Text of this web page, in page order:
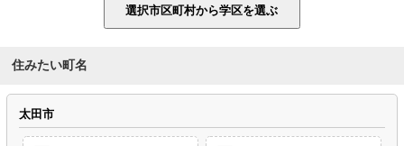
住みたい町名
太田市